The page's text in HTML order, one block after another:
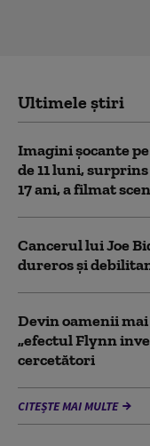
Ultimele știri
Imagini șocante
de 11 luni,
17 ani, a filmat
Cancerul lui Joe
dureros și
Devin oamenii
„efectul Flynn
cercetători
CITEȘTE MAI MULTE